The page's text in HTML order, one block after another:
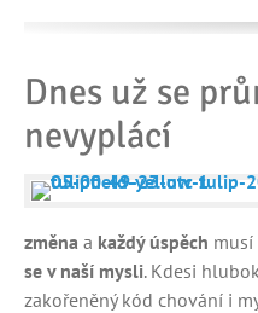
Dnes už se
nevyplácí
změna a každý úspěch
se v naší mysli. Kdesi
zakořeněný kód chování i